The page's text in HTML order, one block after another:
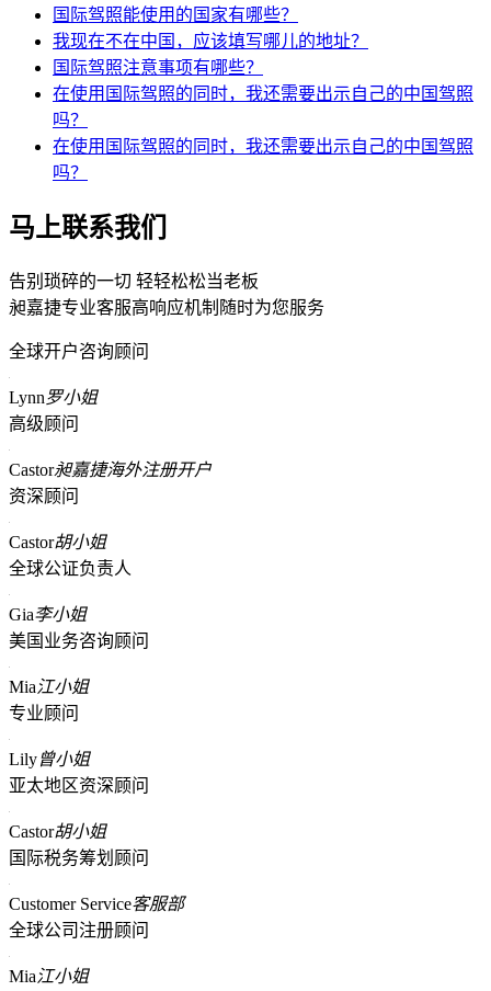
国际驾照能使用的国家有哪些？
我现在不在中国，应该填写哪儿的地址？
国际驾照注意事项有哪些？
在使用国际驾照的同时，我还需要出示自己的中国驾照
吗？
在使用国际驾照的同时，我还需要出示自己的中国驾照
吗？
马上联系我们
告别琐碎的一切 轻轻松松当老板
昶嘉捷专业客服高响应机制随时为您服务
全球开户咨询顾问
Lynn罗小姐
高级顾问
Castor昶嘉捷海外注册开户
资深顾问
Castor胡小姐
全球公证负责人
Gia李小姐
美国业务咨询顾问
Mia江小姐
专业顾问
Lily曾小姐
亚太地区资深顾问
Castor胡小姐
国际税务筹划顾问
Customer Service客服部
全球公司注册顾问
Mia江小姐